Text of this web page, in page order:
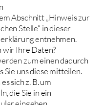
Abschnitt „Hinweis zur
Stelle“ in dieser
entnehmen.
wir Ihre Daten?
zum einen dadurch
Sie uns diese mitteilen.
sich z. B. um
die Sie in ein